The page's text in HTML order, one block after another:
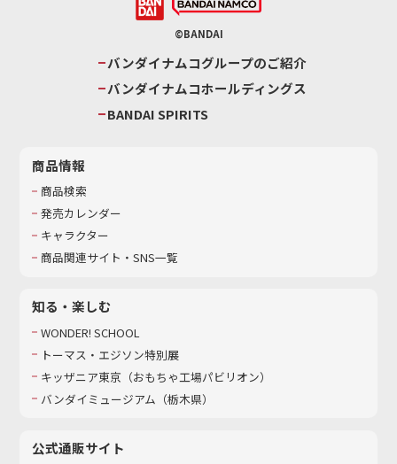
©BANDAI
バンダイナムコグループのご紹介
バンダイナムコホールディングス
BANDAI SPIRITS
商品情報
商品検索
発売カレンダー
キャラクター
商品関連サイト・SNS一覧
知る・楽しむ
WONDER! SCHOOL
トーマス・エジソン特別展
キッザニア東京（おもちゃ工場パビリオン）​
バンダイミュージアム（栃木県）
公式通販サイト